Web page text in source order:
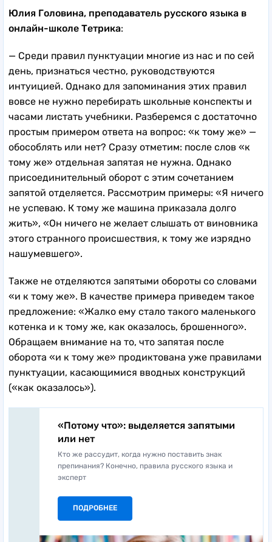
Юлия Головина, преподаватель русского языка в
онлайн-школе Тетрика:
— Среди правил пунктуации многие из нас и по сей
день, признаться честно, руководствуются
интуицией. Однако для запоминания этих правил
вовсе не нужно перебирать школьные конспекты и
часами листать учебники. Разберемся с достаточно
простым примером ответа на вопрос: «к тому же» —
обособлять или нет? Сразу отметим: после слов «к
тому же» отдельная запятая не нужна. Однако
присоединительный оборот с этим сочетанием
запятой отделяется. Рассмотрим примеры: «Я ничего
не успеваю. К тому же машина приказала долго
жить», «Он ничего не желает слышать от виновника
этого странного происшествия, к тому же изрядно
нашумевшего».
Также не отделяются запятыми обороты со словами
«и к тому же». В качестве примера приведем такое
предложение: «Жалко ему стало такого маленького
котенка и к тому же, как оказалось, брошенного».
Обращаем внимание на то, что запятая после
оборота «и к тому же» продиктована уже правилами
пунктуации, касающимися вводных конструкций
(«как оказалось»).
«Потому что»: выделяется запятыми
или нет
Кто же рассудит, когда нужно поставить знак
препинания? Конечно, правила русского языка и
эксперт
ПОДРОБНЕЕ